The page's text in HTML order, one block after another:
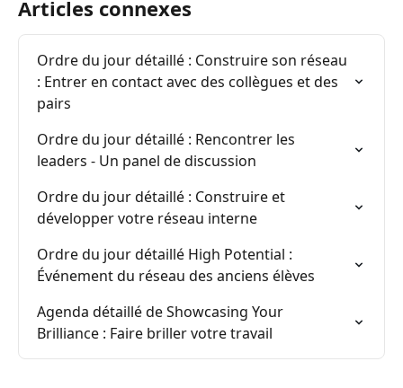
Articles connexes
Ordre du jour détaillé : Construire son réseau
: Entrer en contact avec des collègues et des
pairs
Ordre du jour détaillé : Rencontrer les
leaders - Un panel de discussion
Ordre du jour détaillé : Construire et
développer votre réseau interne
Ordre du jour détaillé High Potential :
Événement du réseau des anciens élèves
Agenda détaillé de Showcasing Your
Brilliance : Faire briller votre travail